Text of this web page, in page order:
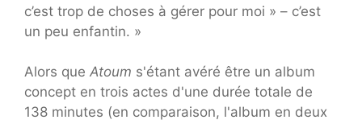
c’est trop de choses à gérer pour moi » – c’est
un peu enfantin. »
Alors que Atoum s'étant avéré être un album
concept en trois actes d'une durée totale de
138 minutes (en comparaison, l'album en deux